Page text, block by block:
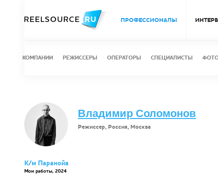
ПРОФЕССИОНАЛЫ
КОМПАНИИ РЕЖИССЕРЫ ОПЕРАТОРЫ СПЕЦИАЛИСТЫ
Владимир Соломонов
Режиссер, Россия, Москва
К/м Паранойа
Мои работы, 2024